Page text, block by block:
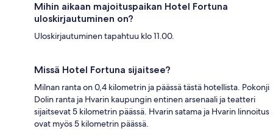
Mihin aikaan majoituspaikan Hotel Fortuna
uloskirjautuminen on?
Uloskirjautuminen tapahtuu klo 11.00.
Missä Hotel Fortuna sijaitsee?
Milnan ranta on 0,4 kilometrin ja päässä tästä hotellista. Pokonji
Dolin ranta ja Hvarin kaupungin entinen arsenaali ja teatteri
sijaitsevat 5 kilometrin päässä. Hvarin satama ja Hvarin linnoitus
ovat myös 5 kilometrin päässä.